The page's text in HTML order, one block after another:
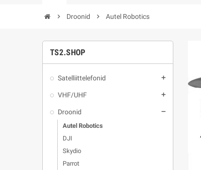
chevron_right Droonid chevron_right Autel Robotics
TS2.SHOP
Satelliittelefonid add
VHF/UHF add
Droonid remove
Autel Robotics
DJI
Skydio
Parrot